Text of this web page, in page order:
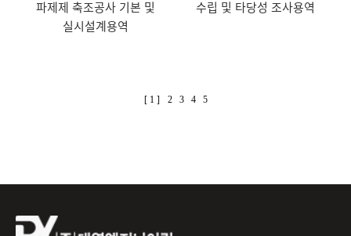
파제제 축조공사 기본 및
실시설계용역
수립 및 타당성 조사용역
[ 1 ] 2 3 4 5